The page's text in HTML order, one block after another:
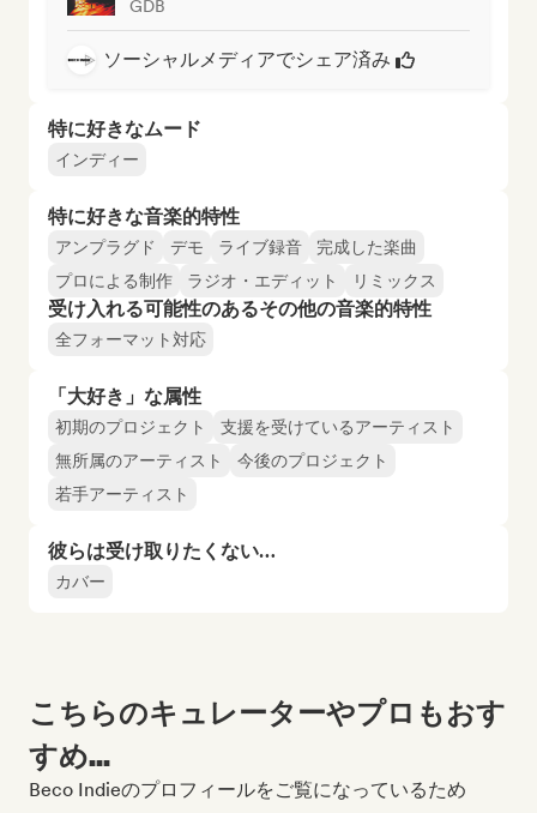
GDB
ソーシャルメディアでシェア済み
特に好きなムード
インディー
特に好きな音楽的特性
アンプラグド デモ ライブ録音
完成した楽曲
プロによる制作
ラジオ・エディット リミックス
受け入れる可能性のあるその他の音楽的特性
全フォーマット対応
「大好き」な属性
初期のプロジェクト
支援を受けているアーティスト
無所属のアーティスト
今後のプロジェクト
若手アーティスト
彼らは受け取りたくない…
カバー
こちらのキュレーターやプロもおす
すめ...
Beco Indieのプロフィールをご覧になっているため